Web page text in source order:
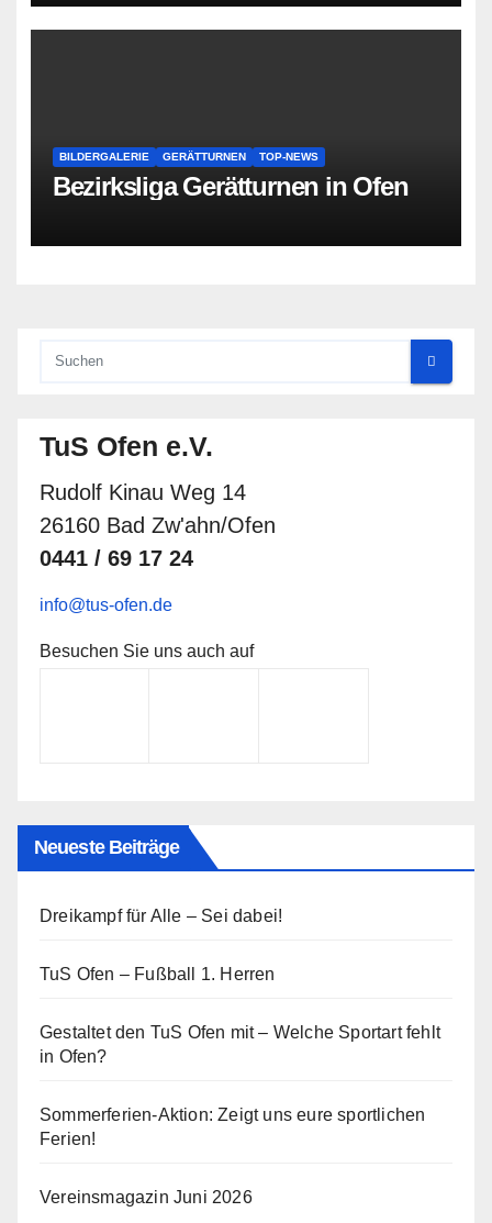
BILDERGALERIE GERÄTTURNEN TOP-NEWS
Bezirksliga Gerätturnen in Ofen
TuS Ofen e.V.
Rudolf Kinau Weg 14
26160 Bad Zw'ahn/Ofen
0441 / 69 17 24
info@tus-ofen.de
Besuchen Sie uns auch auf
Neueste Beiträge
Dreikampf für Alle – Sei dabei!
TuS Ofen – Fußball 1. Herren
Gestaltet den TuS Ofen mit – Welche Sportart fehlt
in Ofen?
Sommerferien-Aktion: Zeigt uns eure sportlichen
Ferien!
Vereinsmagazin Juni 2026